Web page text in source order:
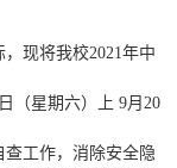
现将我校2021年中
（星期六）上 9月20
工作，消除安全隐